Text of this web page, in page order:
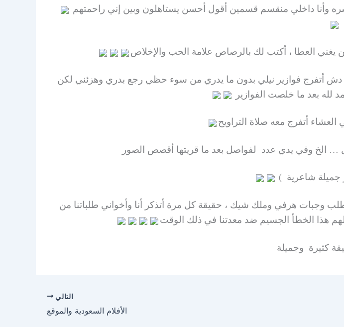
وأنا داخلي منقسم قسمين أقول أحسن يستاهلون وبين إني راحمتهم
العطا ، أكتب لك بالرصاص علامة الحب والإخلاص
أتفرج فوازير نيلي بدون ما يدري من سوء حظي رجع بدري وهزئني لكن
لله بعد ما خلصت الفوازير
أتفرج معه صلاة التراويح
… الخ وفي يدي عدد لفواصل بعد ما قريتها أقصص الصور
جميلة شاعرية )
وجبات هرفي وملك شيك ، حقيقة كل مرة أتذكر أنا وأخواني طلباتنا من
هذا الخطأ الجسيم ضد معدتنا في ذلك الوقت
كثيرة وجميلة
التالي
الأفلام السعودية والموقع